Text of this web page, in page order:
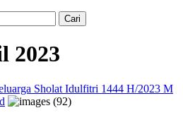
2023
Sholat Idulfitri 1444 H/2023 M